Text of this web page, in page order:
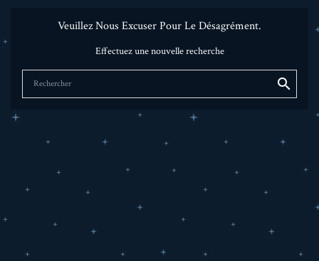
Veuillez Nous Excuser Pour Le Désagrément.
Effectuez une nouvelle recherche
